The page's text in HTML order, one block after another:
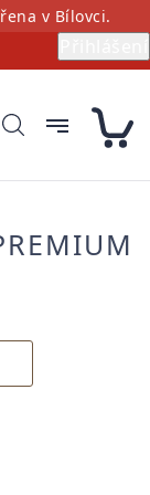
v Bílovci.